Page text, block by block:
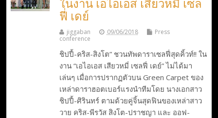
ในงาน เอไอเอส เสียวหมี่ เซล
ฟี่ เดย์
jiggaban 09/06/2018
Press
conference
ชิปปี้-คริส-สิงโต” ชวนทัพดาราเซลฟี่สุดคิ้วท์!! ใน
งาน “เอไอเอส เสียวหมี่ เซลฟี่ เดย์” ไม่ได้มา
เล่นๆ เมื่อการปรากฏตัวบน Green Carpet ของ
เหล่าดาราฮอตเบอร์แรงนำทีมโดย นางเอกสาว
ชิปปี้-ศิรินทร์ ตามด้วยคู่จิ้นสุดฟินของเหล่าสาว
วาย คริส-พีรวัส สิงโต-ปราชญา และ ออฟ-